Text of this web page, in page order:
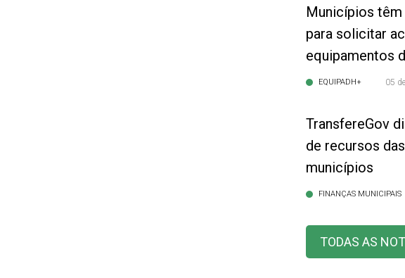
Municípios
para solicitar
equipamentos
EQUIPADH+ 05
TransfereGov
de recursos
municípios
FINANÇAS MUNICIPAIS
TODAS AS